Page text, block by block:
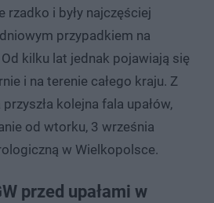
rzadko i były najczęściej
przypadkiem na
kilku lat jednak pojawiają się
i na terenie całego kraju. Z
kolejna fala upałów,
od wtorku, 3 września
w Wielkopolsce.
przed upałami w